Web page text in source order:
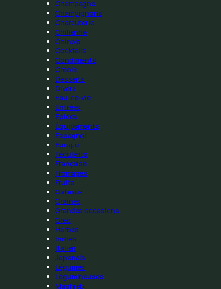
Champagne
Champignons
Charcuterie
Chilienne
Chinois
Cocktails
Condiments
Créole
Desserts
Divers
Eau-de-vie
Entrées
Épices
Équipements
Espagnol
Europe
Féculents
Française
Fromages
Fruits
Gateaux
Graines
Grandes occasions
Grec
Herbes
Indien
Italien
Japonais
Légumes
Légumineuses
Maghreb